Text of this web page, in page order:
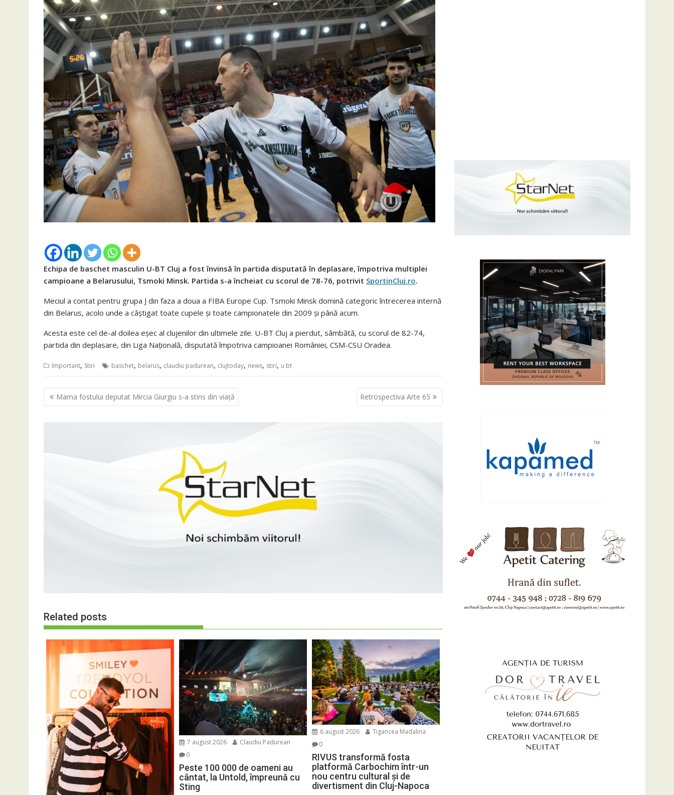
Echipa de baschet masculin U-BT Cluj a fost învinsă în partida disputată în deplasare, împotriva multiplei
campioane a Belarusului, Tsmoki Minsk. Partida s-a încheiat cu scorul de 78-76, potrivit SportinCluj.ro.
Meciul a contat pentru grupa J din faza a doua a FIBA Europe Cup. Tsmoki Minsk domină categoric întrecerea internă
din Belarus, acolo unde a câștigat toate cupele și toate campionatele din 2009 și până acum.
Acesta este cel de-al doilea eșec al clujenilor din ultimele zile. U-BT Cluj a pierdut, sâmbătă, cu scorul de 82-74,
partida din deplasare, din Liga Națională, disputată împotriva campioanei României, CSM-CSU Oradea.
Important, Stiri baschet, belarus, claudiu padurean, clujtoday, news, stiri, u bt
Navigare
în
Mama fostului deputat Mircia Giurgiu s-a stins din viață Retrospectiva Arte 65
Related posts
7 august 2026
Claudiu Padurean
0
Peste 100 000 de oameni au
cântat, la Untold, împreună cu
Sting
6 august 2026
Tigancea Madalina
0
RIVUS transformă fosta
platformă Carbochim într-un
nou centru cultural și de
divertisment din Cluj-Napoca